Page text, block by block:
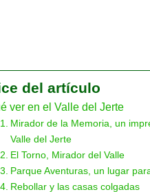
del artículo
ver en el Valle del Jerte
Mirador de la Memoria, un
Valle del Jerte
El Torno, Mirador del Valle
Parque Aventuras, un lugar
Rebollar y las casas colgadas